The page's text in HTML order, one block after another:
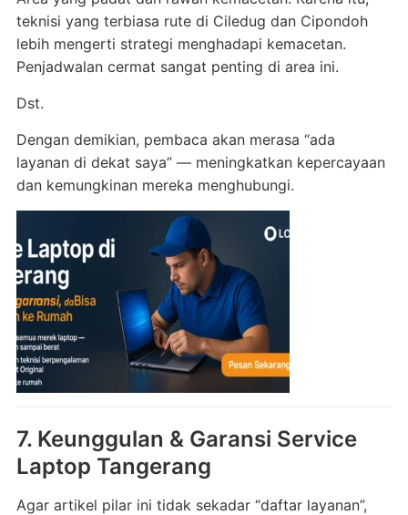
teknisi yang terbiasa rute di Ciledug dan Cipondoh
lebih mengerti strategi menghadapi kemacetan.
Penjadwalan cermat sangat penting di area ini.
Dst.
Dengan demikian, pembaca akan merasa “ada
layanan di dekat saya” — meningkatkan kepercayaan
dan kemungkinan mereka menghubungi.
7. Keunggulan & Garansi Service
Laptop Tangerang
Agar artikel pilar ini tidak sekadar “daftar layanan”,